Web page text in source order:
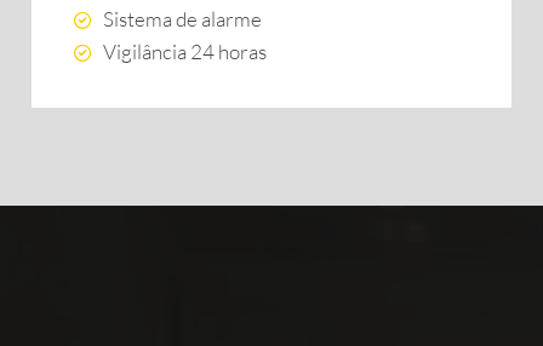
Sistema de alarme
Vigilância 24 horas